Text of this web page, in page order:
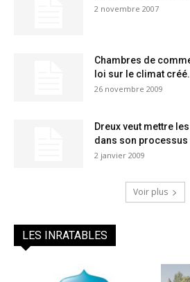
2 novembre 2007
Chambres de
loi sur le climat
26 novembre 2009
Dreux veut mettre
dans son processus
2 janvier 2009
Voir plus
LES INRATABLES